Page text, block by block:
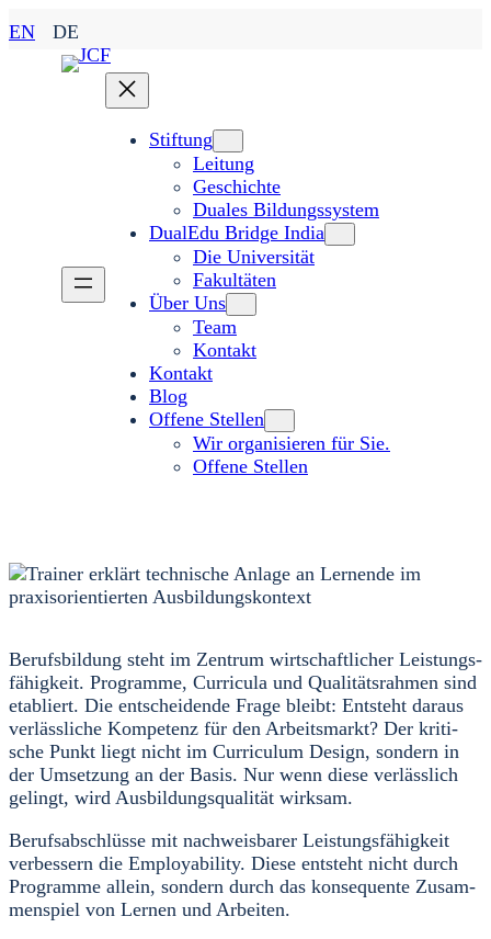
Inhalt
springen
EN DE
Stiftung
Leitung
Geschichte
Duales Bildungssystem
DualEdu Bridge India
Die Universität
Fakultäten
Über Uns
Team
Kontakt
Kontakt
Blog
Offene Stellen
Wir organisieren für Sie.
Offene Stellen
Berufs­bil­dung steht im Zen­trum wirt­schaft­li­cher Leis­tungs­
fä­hig­keit. Pro­gram­me, Cur­ri­cu­la und Qua­li­täts­rah­men sind
eta­bliert. Die ent­schei­den­de Fra­ge bleibt: Ent­steht dar­aus
ver­läss­li­che Kom­pe­tenz für den Arbeits­markt? Der kri­ti­
sche Punkt liegt nicht im Cur­ri­cu­lum Design, son­dern in
der Umset­zung an der Basis. Nur wenn die­se ver­läss­lich
gelingt, wird Aus­bil­dungs­qua­li­tät wirk­sam.
Berufs­ab­schlüs­se mit nach­weis­ba­rer Leis­tungs­fä­hig­keit
ver­bes­sern die Employa­bi­li­ty. Die­se ent­steht nicht durch
Pro­gram­me allein, son­dern durch das kon­se­quen­te Zusam­
men­spiel von Ler­nen und Arbei­ten.